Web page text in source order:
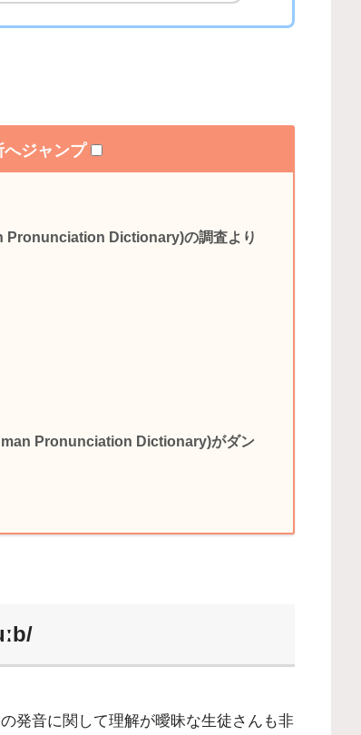
へジャンプ
Pronunciation Dictionary)の調査より
Pronunciation Dictionary)がダン
発音に関して理解が曖昧な生徒さんも非